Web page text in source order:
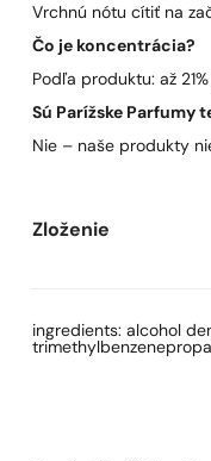
Vrchnú nótu cítiť na
Čo je koncentrácia?
Podľa produktu: až
Sú Parížske Parfumy
Nie – naše produkty
Zloženie
ingredients: alcohol